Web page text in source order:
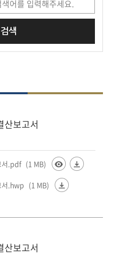
검색
산보고서
서.pdf (1 MB)
서.hwp (1 MB)
산보고서